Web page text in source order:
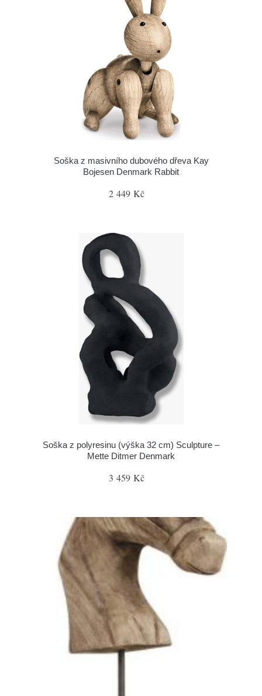
Soška z masivního dubového dřeva Kay
Bojesen Denmark Rabbit
2 449 Kč
Soška z polyresinu (výška 32 cm) Sculpture –
Mette Ditmer Denmark
3 459 Kč